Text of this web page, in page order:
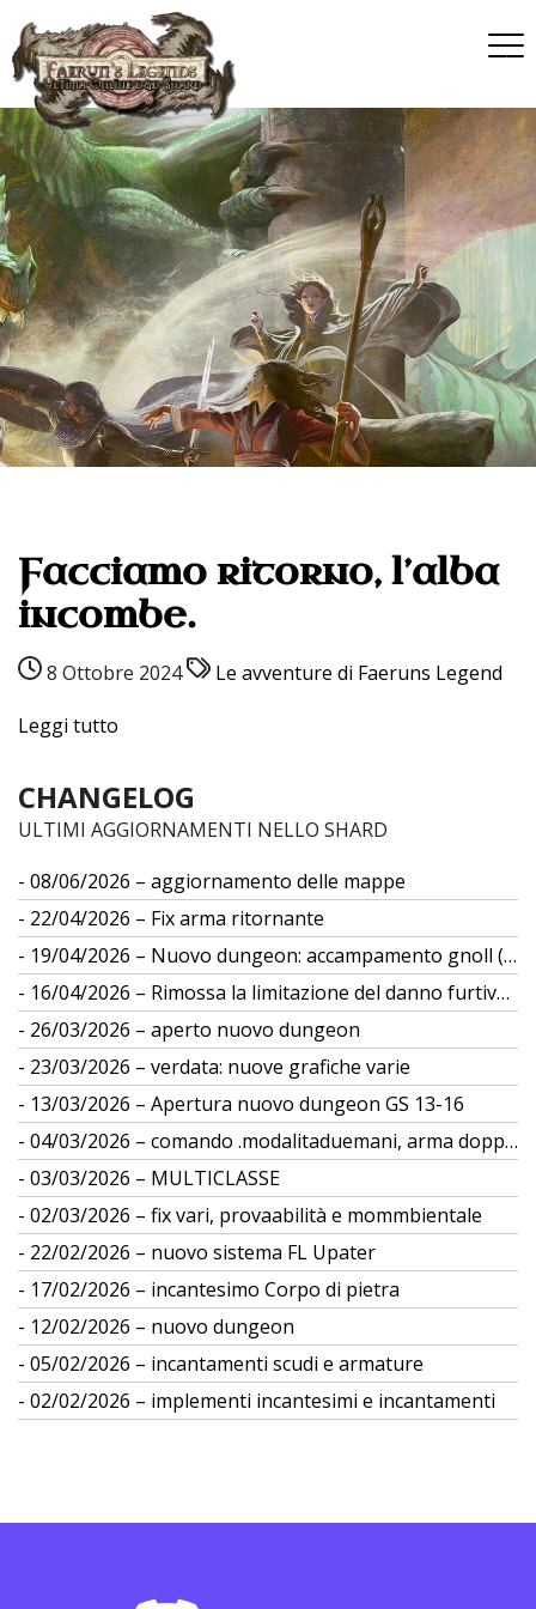
Facciamo ritorno, l’alba
incombe.
8 Ottobre 2024
Le avventure di Faeruns Legend
Leggi tutto
CHANGELOG
ULTIMI AGGIORNAMENTI NELLO SHARD
08/06/2026 – aggiornamento delle mappe
22/04/2026 – Fix arma ritornante
19/04/2026 – Nuovo dungeon: accampamento gnoll (gs 12)
16/04/2026 – Rimossa la limitazione del danno furtivo da differenza di taglia
26/03/2026 – aperto nuovo dungeon
23/03/2026 – verdata: nuove grafiche varie
13/03/2026 – Apertura nuovo dungeon GS 13-16
04/03/2026 – comando .modalitaduemani, arma doppia
03/03/2026 – MULTICLASSE
02/03/2026 – fix vari, provaabilità e mommbientale
22/02/2026 – nuovo sistema FL Upater
17/02/2026 – incantesimo Corpo di pietra
12/02/2026 – nuovo dungeon
05/02/2026 – incantamenti scudi e armature
02/02/2026 – implementi incantesimi e incantamenti